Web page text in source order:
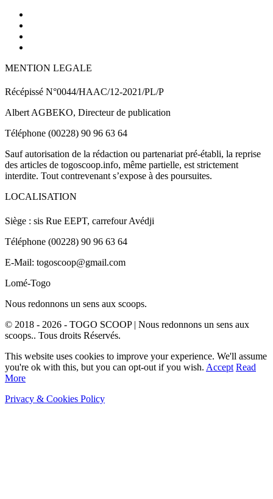
MENTION LEGALE
Récépissé N°0044/HAAC/12-2021/PL/P
Albert AGBEKO, Directeur de publication
Téléphone (00228) 90 96 63 64
Sauf autorisation de la rédaction ou partenariat pré-établi, la reprise
des articles de togoscoop.info, même partielle, est strictement
interdite. Tout contrevenant s’expose à des poursuites.
LOCALISATION
Siège : sis Rue EEPT, carrefour Avédji
Téléphone (00228) 90 96 63 64
E-Mail: togoscoop@gmail.com
Lomé-Togo
Nous redonnons un sens aux scoops.
© 2018 - 2026 - TOGO SCOOP | Nous redonnons un sens aux
scoops.. Tous droits Réservés.
This website uses cookies to improve your experience. We'll assume
you're ok with this, but you can opt-out if you wish. Accept Read
More
Privacy & Cookies Policy